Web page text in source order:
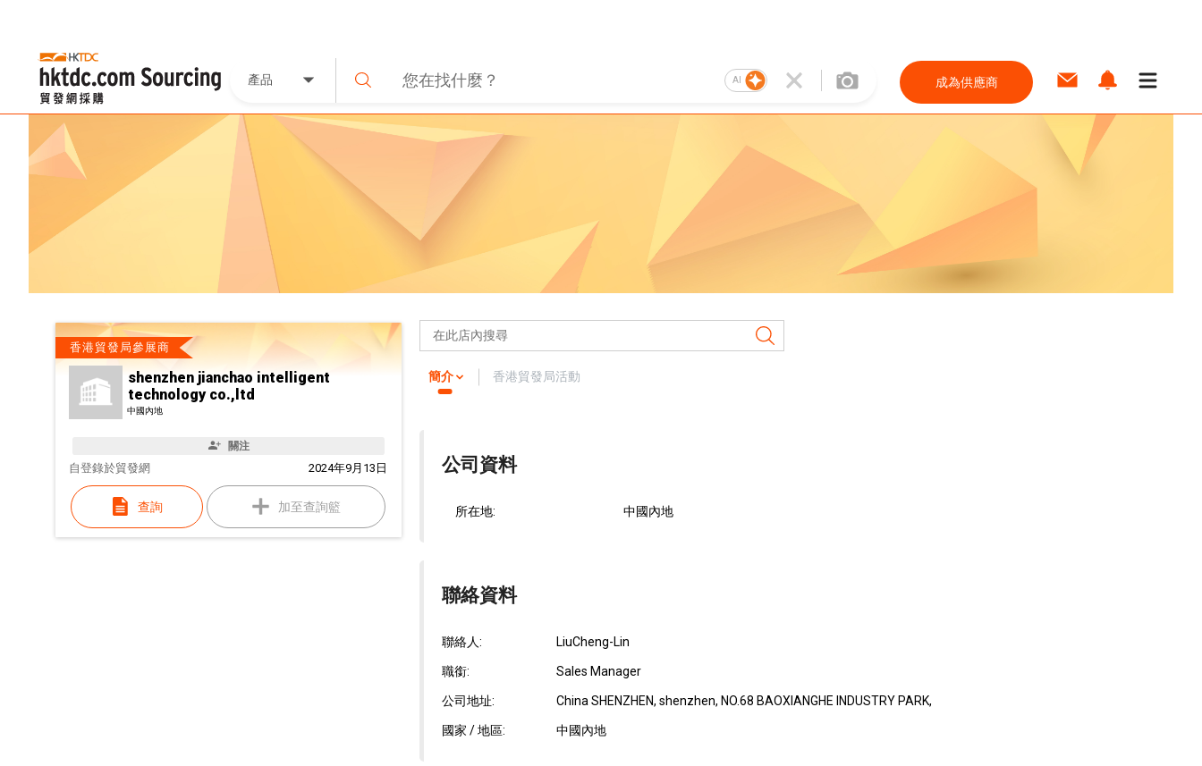
產品 AI 成為供應商
香港貿發局參展商
shenzhen jianchao intelligent
technology co.,ltd
中國內地
關注
自 2024年9月13日
登錄於貿發網
查詢 加至查詢籃
簡介 香港貿發局活動
公司資料
所在地: 中國內地
聯絡資料
聯絡人: LiuCheng-Lin
職銜: Sales Manager
公司地址: China SHENZHEN, shenzhen, NO.68 BAOXIANGHE INDUSTRY PARK,
國家 / 地區: 中國內地